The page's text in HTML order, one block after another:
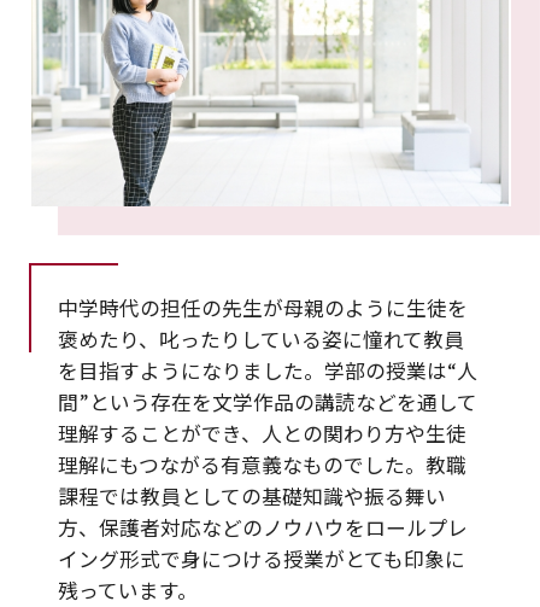
中学時代の担任の先生が母親のように生徒を
褒めたり、叱ったりしている姿に憧れて教員
を目指すようになりました。学部の授業は“人
間”という存在を文学作品の講読などを通して
理解することができ、人との関わり方や生徒
理解にもつながる有意義なものでした。教職
課程では教員としての基礎知識や振る舞い
方、保護者対応などのノウハウをロールプレ
イング形式で身につける授業がとても印象に
残っています。